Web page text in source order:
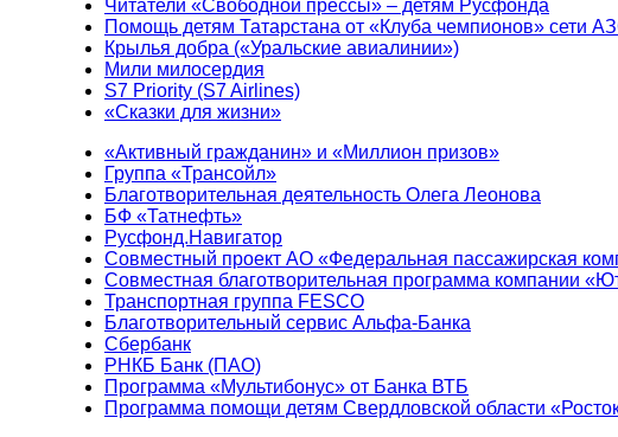
Читатели «Свободной прессы» – детям Русфонда
Помощь детям Татарстана от «Клуба чемпионов» сети
Крылья добра («Уральские авиалинии»)
Мили милосердия
S7 Priority (S7 Airlines)
«Сказки для жизни»
«Активный гражданин» и «Миллион призов»
Группа «Трансойл»
Благотворительная деятельность Олега Леонова
БФ «Татнефть»
Русфонд.Навигатор
Совместный проект АО «Федеральная пассажирская
Совместная благотворительная программа компании
Транспортная группа FESCO
Благотворительный сервис Альфа-Банка
Сбербанк
РНКБ Банк (ПАО)
Программа «Мультибонус» от Банка ВТБ
Программа помощи детям Свердловской области